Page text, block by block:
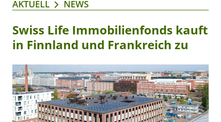
AKTUELL NEWS
Swiss Life Immobilienfonds kauft
in Finnland und Frankreich zu